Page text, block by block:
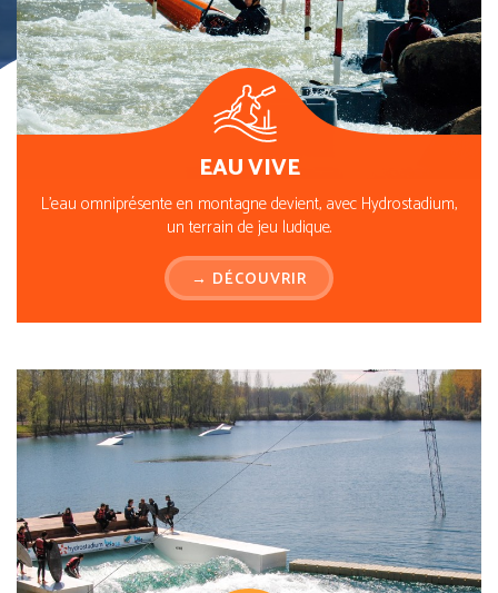
EAU VIVE
L’eau omniprésente en montagne devient, avec Hydrostadium,
un terrain de jeu ludique.
→ DÉCOUVRIR